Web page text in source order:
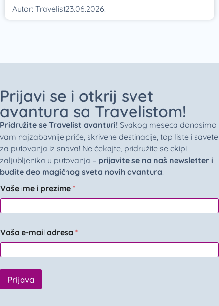
Autor: Travelist23.06.2026.
Prijavi se i otkrij svet
avantura sa Travelistom!
Pridružite se Travelist avanturi! Svakog meseca donosimo
vam najzabavnije priče, skrivene destinacije, top liste i savete
za putovanja iz snova! Ne čekajte, pridružite se ekipi
zaljubljenika u putovanja – prijavite se na naš newsletter i
budite deo magičnog sveta novih avantura!
Vaše ime i prezime *
Vaša e-mail adresa *
Prijava